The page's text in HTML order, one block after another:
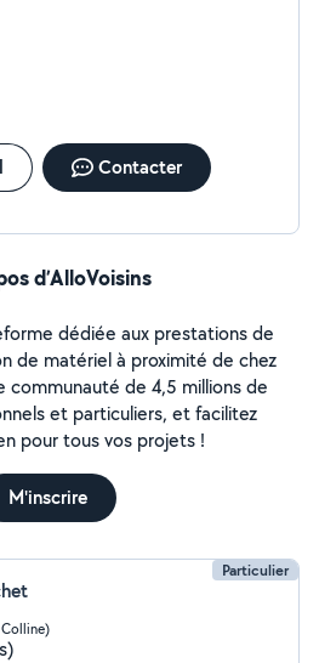
Contacter
d’AlloVoisins
dédiée aux prestations de
de matériel à proximité de chez
communauté de 4,5 millions de
et particuliers, et facilitez
pour tous vos projets !
M'inscrire
Particulier